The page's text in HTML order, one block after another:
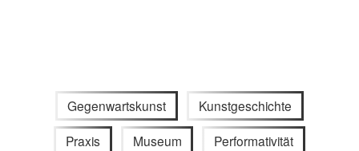
Gegenwartskunst Kunstgeschichte
Praxis Museum Performativität